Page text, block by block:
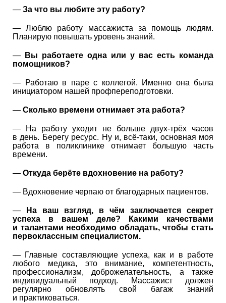
— За что вы любите эту работу?
— Люблю работу массажиста за помощь людям.
Планирую повышать уровень знаний.
—
Вы работаете одна или у вас есть команда
помощников?
— Работаю в паре с коллегой. Именно она была
инициатором нашей профпереподготовки.
— Сколько времени отнимает эта работа?
— На работу уходит не больше двух-трёх часов
в день. Берегу ресурс. Ну и, всё-таки, основная моя
работа в поликлинике отнимает большую часть
времени.
— Откуда берёте вдохновение на работу?
— Вдохновение черпаю от благодарных пациентов.
—
На ваш взгляд, в чём заключается секрет
успеха в вашем деле? Какими качествами
и талантами необходимо обладать, чтобы стать
первоклассным специалистом.
— Главные составляющие успеха, как и в работе
любого медика, это внимание, компетентность,
профессионализм, доброжелательность, а также
индивидуальный подход. Массажист должен
регулярно обновлять свой багаж знаний
и практиковаться.